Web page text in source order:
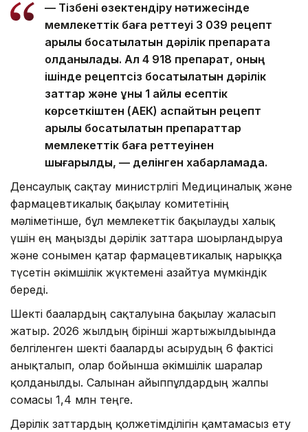
— Тізбені өзектендіру нәтижесінде
мемлекеттік баға реттеуі 3 039 рецепт
арқылы босатылатын дәрілік препаратқа
қолданылады. Ал 4 918 препарат, оның
ішінде рецептсіз босатылатын дәрілік
заттар және құны 1 айлық есептік
көрсеткіштен (АЕК) аспайтын рецепт
арқылы босатылатын препараттар
мемлекеттік баға реттеуінен
шығарылды, — делінген хабарламада.
Денсаулық сақтау министрлігі Медициналық және
фармацевтикалық бақылау комитетінің
мәліметінше, бұл мемлекеттік бақылауды халық
үшін ең маңызды дәрілік заттарға шоғырландыруға
және сонымен қатар фармацевтикалық нарыққа
түсетін әкімшілік жүктемені азайтуға мүмкіндік
береді.
Шекті бағалардың сақталуына бақылау жалғасып
жатыр. 2026 жылдың бірінші жартыжылдығында
белгіленген шекті бағаларды асырудың 6 фактісі
анықталып, олар бойынша әкімшілік шаралар
қолданылды. Салынған айыппұлдардың жалпы
сомасы 1,4 млн теңге.
Дәрілік заттардың қолжетімділігін қамтамасыз ету